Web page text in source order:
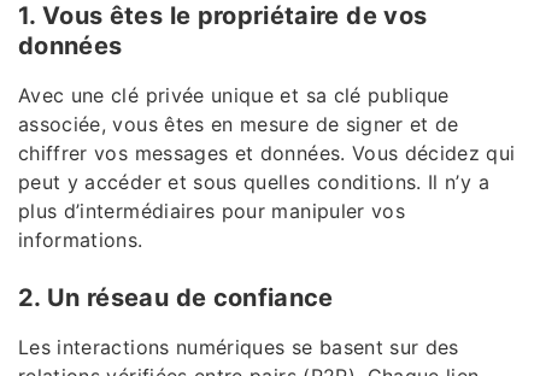
1. Vous êtes le propriétaire de vos
données
Avec une clé privée unique et sa clé publique
associée, vous êtes en mesure de signer et de
chiffrer vos messages et données. Vous décidez qui
peut y accéder et sous quelles conditions. Il n’y a
plus d’intermédiaires pour manipuler vos
informations.
2. Un réseau de confiance
Les interactions numériques se basent sur des